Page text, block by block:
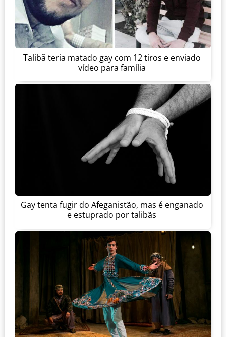
Talibã teria matado gay com 12 tiros e enviado
vídeo para família
Gay tenta fugir do Afeganistão, mas é enganado
e estuprado por talibãs